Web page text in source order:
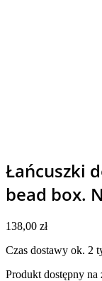
Łańcuszki
bead box.
138,00 zł
Czas dostawy ok. 2
Produkt dostępny na